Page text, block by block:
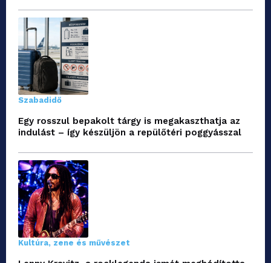
Szabadidő
Egy rosszul bepakolt tárgy is megakaszthatja az
indulást – így készüljön a repülőtéri poggyásszal
Kultúra, zene és művészet